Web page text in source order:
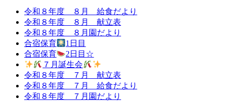
令和８年度 ８月 給食だより
令和８年度 ８月 献立表
令和８年度 ８月園だより
合宿保育
1日目
合宿保育
2日目☆
７月誕生会
令和８年度 ７月 献立表
令和８年度 ７月 給食だより
令和８年度 ７月園だより